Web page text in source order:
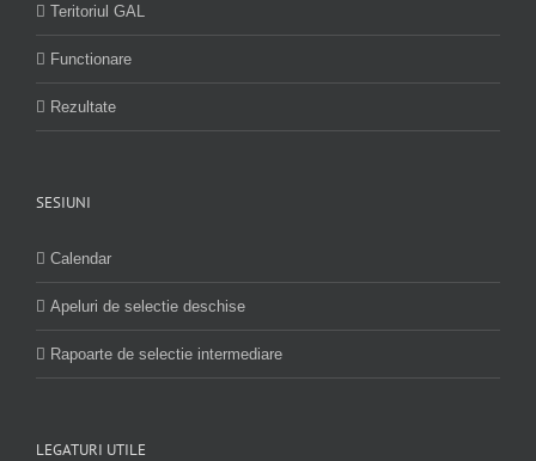
Teritoriul GAL
Functionare
Rezultate
SESIUNI
Calendar
Apeluri de selectie deschise
Rapoarte de selectie intermediare
LEGATURI UTILE